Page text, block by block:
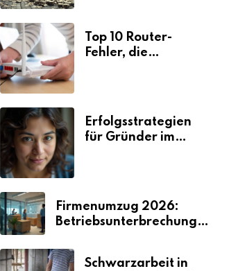
Top 10 Router-
Fehler, die
Erfolgsstrategien
für Gründer im
Firmenumzug 2026:
Betriebsunterbrechungen
Schwarzarbeit in